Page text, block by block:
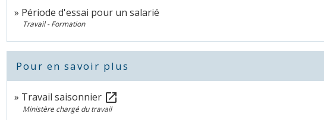
Période d'essai pour un salarié
Travail - Formation
Pour en savoir plus
Travail saisonnier open_in_new
Ministère chargé du travail